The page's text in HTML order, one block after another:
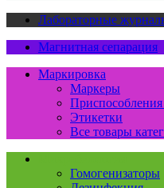
Лабораторные
Магнитная сепарация
Маркировка
Маркеры
Этикетки
Все товары
Гомогенизаторы